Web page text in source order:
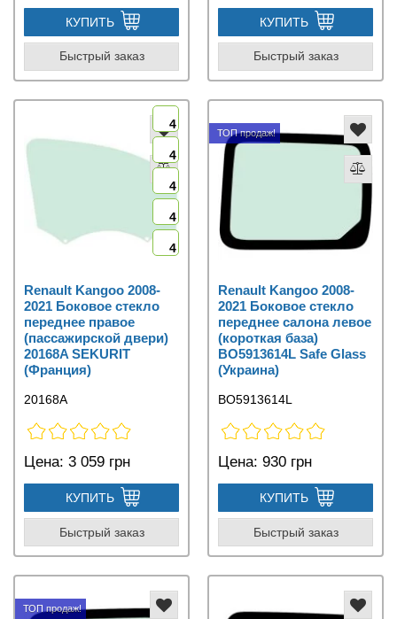
КУПИТЬ
Быстрый заказ
КУПИТЬ
Быстрый заказ
4
4
4
4
4
Renault Kangoo 2008-
2021 Боковое стекло
переднее правое
(пассажирской двери)
20168A SEKURIT
(Франция)
20168A
Цена: 3 059 грн
КУПИТЬ
Быстрый заказ
ТОП продаж!
Renault Kangoo 2008-
2021 Боковое стекло
переднее салона левое
(короткая база)
BO5913614L Safe Glass
(Украина)
BO5913614L
Цена: 930 грн
КУПИТЬ
Быстрый заказ
ТОП продаж!